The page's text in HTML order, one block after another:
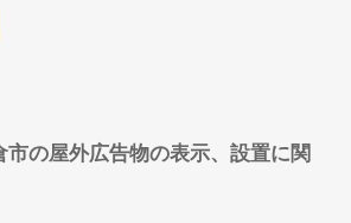
市の屋外広告物の表示、設置に関